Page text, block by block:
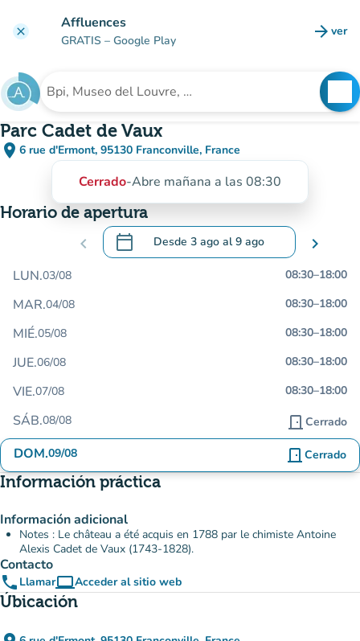
clear Affluences
GRATIS – Google Play arrow_forward ver
Buscar un establecimiento
Parc Cadet de Vaux
place 6 rue d'Ermont, 95130 Franconville, France
(abrir en Google Maps)
(nueva pestaña)
Cerrado-Abre mañana a las 08:30
Horario de apertura
chevron_left calendar_today Desde 3 ago al9 ago
.Abra el calendario para cambiar las
chevron_right
LUN.03/08 08:30–18:00
MAR.04/08 08:30–18:00
MIÉ.05/08 08:30–18:00
JUE.06/08 08:30–18:00
VIE.07/08 08:30–18:00
SÁB.08/08 door_front Cerrado
DOM.09/08 door_front Cerrado
Información práctica
Información adicional
Notes : Le château a été acquis en 1788 par le chimiste Antoine
Alexis Cadet de Vaux (1743-1828).
Contacto
phone LlamarcomputerAcceder al sitio web
(nueva pestaña)
Úbicación